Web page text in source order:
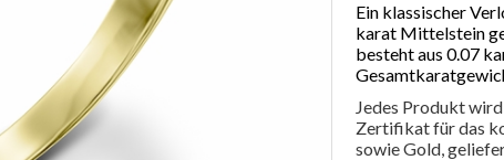
Ein klassischer
karat Mittelstein
besteht aus 0.07
Jedes Produkt
Zertifikat für das
sowie Gold,